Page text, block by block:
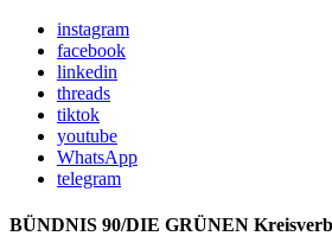
instagram
facebook
linkedin
threads
tiktok
youtube
WhatsApp
telegram
BÜNDNIS 90/DIE GRÜNEN